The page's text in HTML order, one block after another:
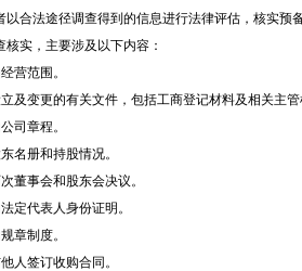
以合法途径调查得到的信息进行法律评估，核实
实，主要涉及以下内容：
营范围。
及变更的有关文件，包括工商登记材料及相关主
司章程。
名册和持股情况。
董事会和股东会决议。
定代表人身份证明。
章制度。
人签订收购合同。